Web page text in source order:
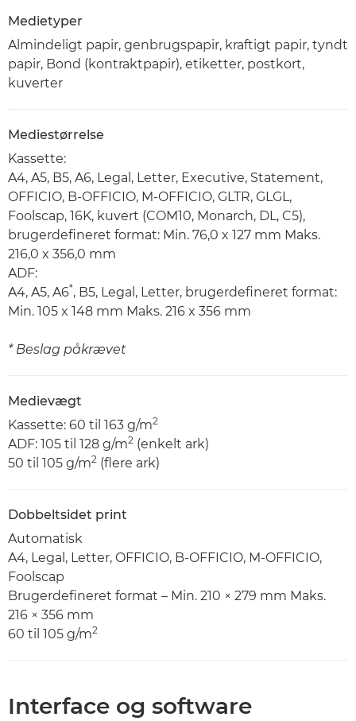
Medietyper
Almindeligt papir, genbrugspapir, kraftigt papir, tyndt
papir, Bond (kontraktpapir), etiketter, postkort,
kuverter
Mediestørrelse
Kassette:
A4, A5, B5, A6, Legal, Letter, Executive, Statement,
OFFICIO, B-OFFICIO, M-OFFICIO, GLTR, GLGL,
Foolscap, 16K, kuvert (COM10, Monarch, DL, C5),
brugerdefineret format: Min. 76,0 x 127 mm Maks.
216,0 x 356,0 mm
ADF:
A4, A5, A6*, B5, Legal, Letter, brugerdefineret format:
Min. 105 x 148 mm Maks. 216 x 356 mm
* Beslag påkrævet
Medievægt
Kassette: 60 til 163 g/m2
ADF: 105 til 128 g/m2 (enkelt ark)
50 til 105 g/m2 (flere ark)
Dobbeltsidet print
Automatisk
A4, Legal, Letter, OFFICIO, B-OFFICIO, M-OFFICIO,
Foolscap
Brugerdefineret format – Min. 210 × 279 mm Maks.
216 × 356 mm
60 til 105 g/m2
Interface og software